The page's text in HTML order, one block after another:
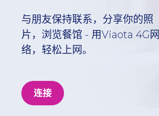
与朋友保持联系，分享你的照
片，浏览餐馆 - 用Viaota 4G网
络，轻松上网。
连接